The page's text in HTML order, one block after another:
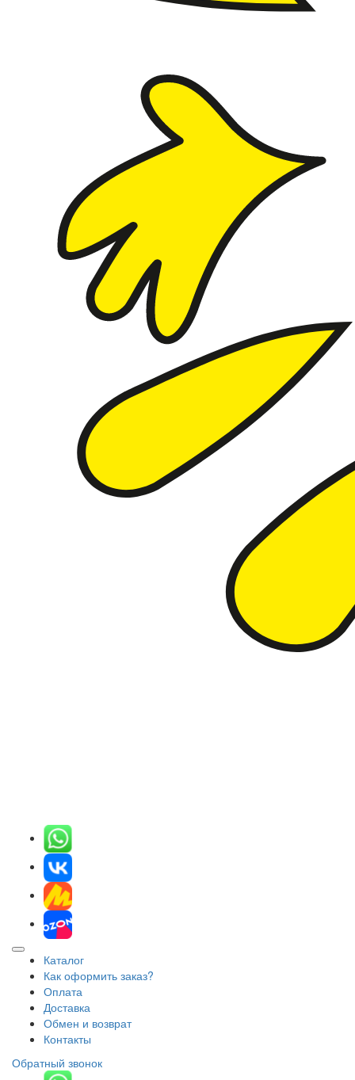
Каталог
Как оформить заказ?
Оплата
Доставка
Обмен и возврат
Контакты
Обратный звонок